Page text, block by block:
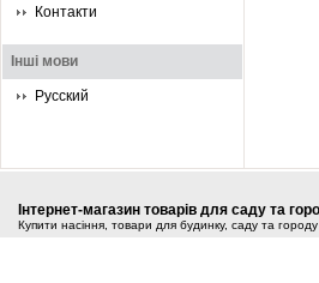
Контакти
Інші мови
Русский
Інтернет-магазин товарів для саду та
Купити насіння, товари для будинку, саду та